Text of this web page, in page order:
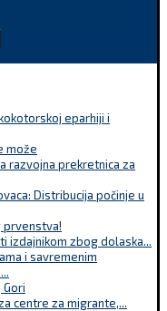
eparhiji i
može
razvojna prekretnica za
Distribucija počinje u
prvenstva!
izdajnikom zbog dolaska...
i savremenim
centre za migrante,...